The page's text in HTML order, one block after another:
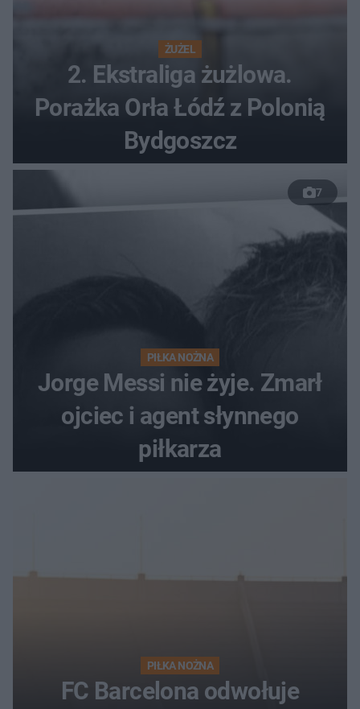
ŻUŻEL
2. Ekstraliga żużlowa.
Porażka Orła Łódź z Polonią
Bydgoszcz
7
PIŁKA NOŻNA
Jorge Messi nie żyje. Zmarł
ojciec i agent słynnego
piłkarza
PIŁKA NOŻNA
FC Barcelona odwołuje